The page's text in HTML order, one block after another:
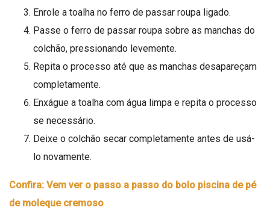
Enrole a toalha no ferro de passar roupa ligado.
Passe o ferro de passar roupa sobre as manchas do
colchão, pressionando levemente.
Repita o processo até que as manchas desapareçam
completamente.
Enxágue a toalha com água limpa e repita o processo
se necessário.
Deixe o colchão secar completamente antes de usá-
lo novamente.
Confira: Vem ver o passo a passo do bolo piscina de pé
de moleque cremoso